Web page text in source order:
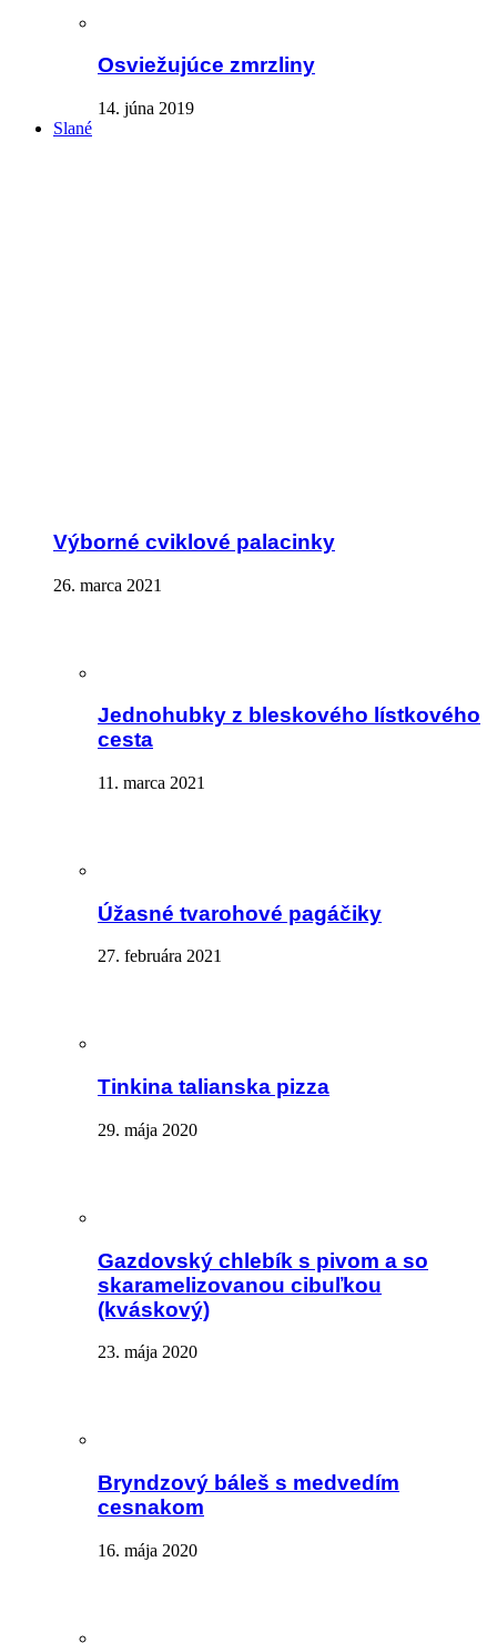
Osviežujúce zmrzliny
14. júna 2019
Slané
Výborné cviklové palacinky
26. marca 2021
Jednohubky z bleskového lístkového
cesta
11. marca 2021
Úžasné tvarohové pagáčiky
27. februára 2021
Tinkina talianska pizza
29. mája 2020
Gazdovský chlebík s pivom a so
skaramelizovanou cibuľkou
(kváskový)
23. mája 2020
Bryndzový báleš s medvedím
cesnakom
16. mája 2020